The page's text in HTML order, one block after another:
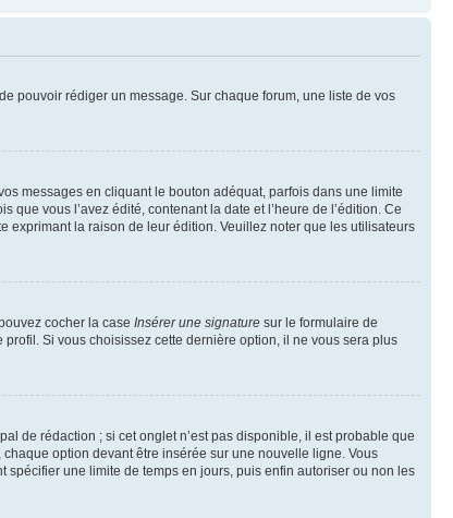
pouvoir rédiger un message. Sur chaque forum, une liste de vos
messages en cliquant le bouton adéquat, parfois dans une limite
vous l’avez édité, contenant la date et l’heure de l’édition. Ce
exprimant la raison de leur édition. Veuillez noter que les utilisateurs
cocher la case Insérer une signature sur le formulaire de
Si vous choisissez cette dernière option, il ne vous sera plus
de rédaction ; si cet onglet n’est pas disponible, il est probable que
option devant être insérée sur une nouvelle ligne. Vous
une limite de temps en jours, puis enfin autoriser ou non les